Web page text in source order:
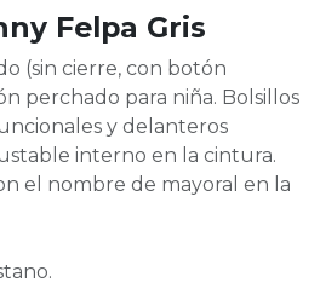
Felpa Gris
(sin cierre, con botón
perchado para niña. Bolsillos
y delanteros
interno en la cintura.
el nombre de mayoral en la